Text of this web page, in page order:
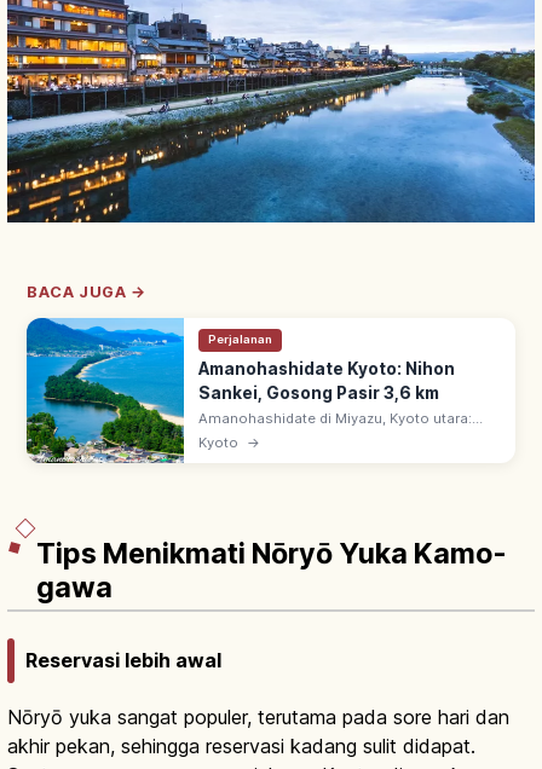
BACA JUGA →
Perjalanan
Amanohashidate Kyoto: Nihon
Sankei, Gosong Pasir 3,6 km
Amanohashidate di Miyazu, Kyoto utara:
salah satu Nihon Sankei. Gosong pasir 3,6
km, ~6.700 pinus memisahkan Teluk Miyazu
Kyoto →
Tips Menikmati Nōryō Yuka Kamo-
gawa
Reservasi lebih awal
Nōryō yuka sangat populer, terutama pada sore hari dan
akhir pekan, sehingga reservasi kadang sulit didapat.